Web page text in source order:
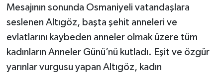
Mesajının sonunda Osmaniyeli vatandaşlara
seslenen Altıgöz, başta şehit anneleri ve
evlatlarını kaybeden anneler olmak üzere tüm
kadınların Anneler Günü’nü kutladı. Eşit ve özgür
yarınlar vurgusu yapan Altıgöz, kadın